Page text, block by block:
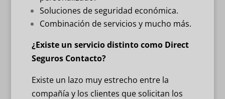
Soluciones de seguridad económica.
Combinación de servicios y mucho más.
¿Existe un servicio distinto como Direct
Seguros Contacto?
Existe un lazo muy estrecho entre la
compañía y los clientes que solicitan los